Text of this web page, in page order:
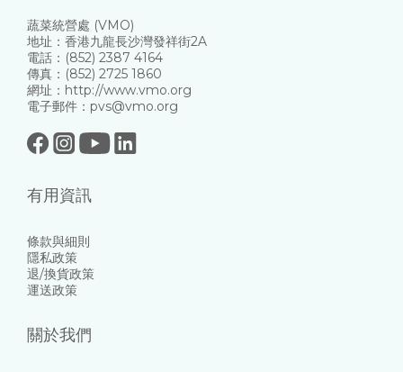
蔬菜統營處 (VMO)
地址：香港九龍長沙灣發祥街2A
電話：(852) 2387 4164
傳真：(852) 2725 1860
網址：http://www.vmo.org
電子郵件：pvs@vmo.org
有用資訊
條款與細則
隱私政策
退/換貨政策
運送政策
關於我們